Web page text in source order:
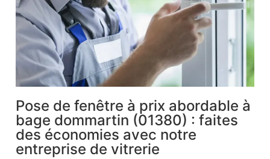
Pose de fenêtre à prix abordable à
bage dommartin (01380) : faites
des économies avec notre
entreprise de vitrerie